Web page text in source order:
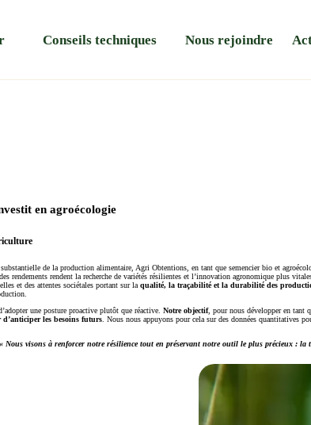
Conseils techniques Nous rejoindre
en agroécologie
de la production alimentaire, Agri Obtentions, en tant que semencier bio et
rendements rendent la recherche de variétés résilientes et l’innovation agronomique plus
et des attentes sociétales portant sur laqualité, la traçabilité et la durabilité des
une posture proactive plutôt que réactive.Notre objectif, pour nous développer en tant
les besoins futurs. Nous nous appuyons pour cela sur des données quantitatives
« Nous visons à renforcer notre résilience tout en préservant notre outil le plus précieux : la